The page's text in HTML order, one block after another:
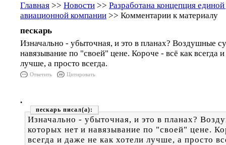
Главная >> Новости >> Разработана концепция
авиационной компании >> Комментарии к материалу
пескарь
Изначально - убыточная, и это в планах? Воздушные
навязывание по "своей" цене. Короче - всё как всегда
лучше, а просто всегда.
Ответить Цитировать
.
пескарь
Изначально - убыточная, и это в планах?
которых нет и навязывание по "своей" цене.
всегда и даже не как хотели лучше, а просто